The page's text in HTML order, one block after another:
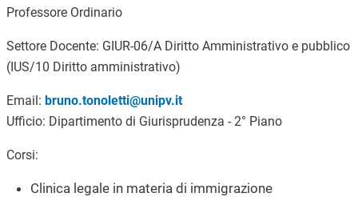
Professore Ordinario
Settore Docente: GIUR-06/A Diritto Amministrativo e pubblico
(IUS/10 Diritto amministrativo)
Email: bruno.tonoletti@unipv.it
Ufficio: Dipartimento di Giurisprudenza - 2° Piano
Corsi:
Clinica legale in materia di immigrazione